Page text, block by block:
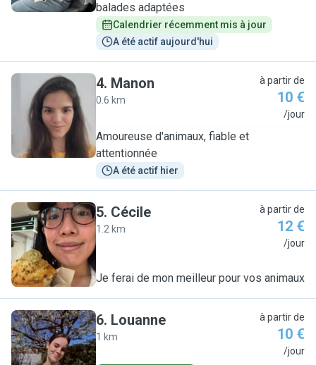
balades adaptées
Calendrier récemment mis à jour
A été actif aujourd'hui
M
4. Manon
0.6 km
à partir de
10 €
/jour
Amoureuse d'animaux, fiable et
attentionnée
A été actif hier
C
5. Cécile
1.2 km
à partir de
12 €
/jour
Je ferai de mon meilleur pour vos animaux
L
6. Louanne
1 km
à partir de
10 €
/jour